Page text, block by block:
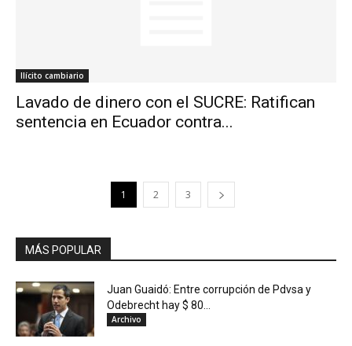
Ilícito cambiario
Lavado de dinero con el SUCRE: Ratifican
sentencia en Ecuador contra...
1 2 3
MÁS POPULAR
Juan Guaidó: Entre corrupción de Pdvsa y
Odebrecht hay $ 80...
Archivo